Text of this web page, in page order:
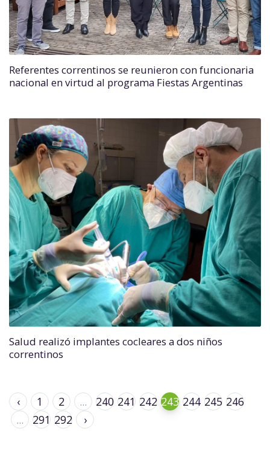
Referentes correntinos se reunieron con funcionaria
nacional en virtud al programa Fiestas Argentinas
Salud realizó implantes cocleares a dos niños
correntinos
‹ 1 2 ... 240 241 242 243 244 245 246
...
291 292 ›